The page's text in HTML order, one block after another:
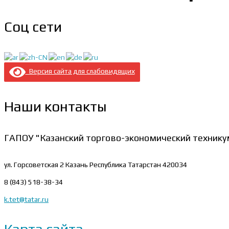
Соц сети
Версия сайта для слабовидящих
Наши контакты
ГАПОУ "Казанский торгово-экономический
ул. Горсоветская 2 Казань Республика Татарстан 420034
8 (843) 518-38-34
k.tet@tatar.ru